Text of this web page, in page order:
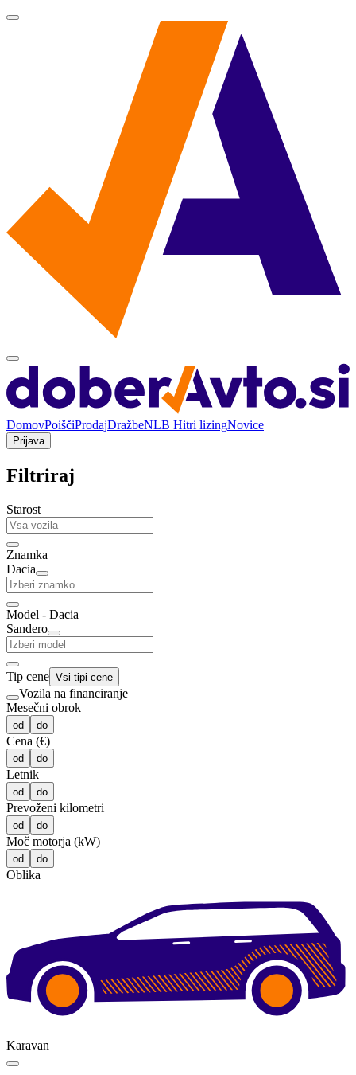
DomovPoiščiProdajDražbeNLB Hitri lizingNovice
Prijava
Filtriraj
Starost
Znamka
Dacia
Model - Dacia
Sandero
Tip cene Vsi tipi cene
Vozila na financiranje
Mesečni obrok
od do
Cena (€)
od do
Letnik
od do
Prevoženi kilometri
od do
Moč motorja (kW)
od do
Oblika
Karavan